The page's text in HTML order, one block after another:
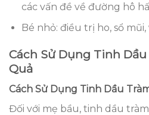
các vấn đề về đường hô
Bé nhỏ: điều trị ho, sổ
Cách Sử Dụng Tinh
Quả
Cách Sử Dụng Tinh Dầu
Đối với mẹ bầu, tinh dầu